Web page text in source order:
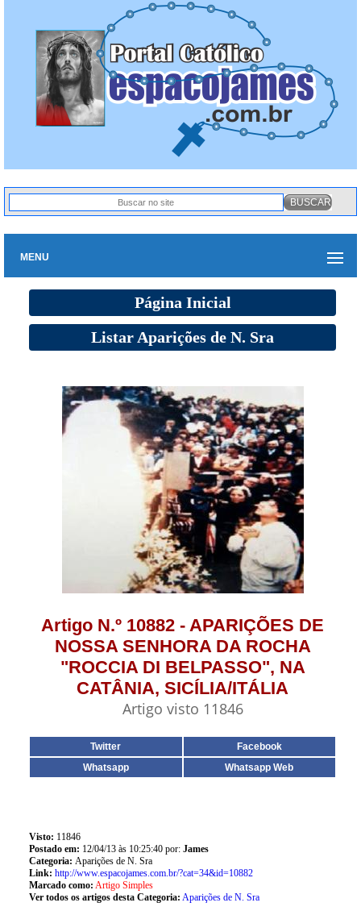
MENU
Página Inicial
Listar Aparições de N. Sra
Artigo N.º 10882 - APARIÇÕES DE
NOSSA SENHORA DA ROCHA
"ROCCIA DI BELPASSO", NA
CATÂNIA, SICÍLIA/ITÁLIA
Artigo visto 11846
Twitter
Facebook
Whatsapp
Whatsapp Web
Visto: 11846
Postado em: 12/04/13 às 10:25:40 por: James
Categoria: Aparições de N. Sra
Link: http://www.espacojames.com.br/?cat=34&id=10882
Marcado como: Artigo Simples
Ver todos os artigos desta Categoria: Aparições de N. Sra